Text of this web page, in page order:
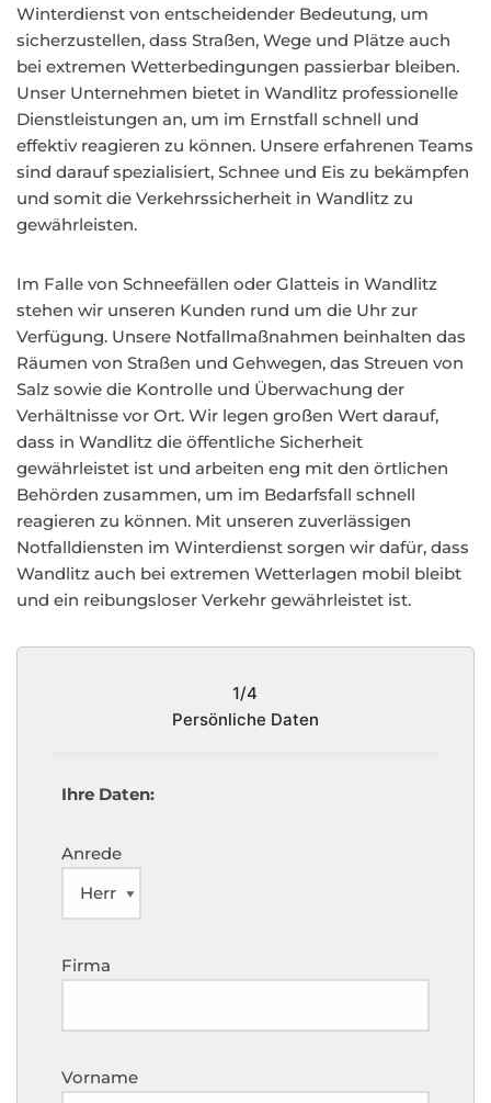
Winterdienst von entscheidender Bedeutung, um
sicherzustellen, dass Straßen, Wege und Plätze auch
bei extremen Wetterbedingungen passierbar bleiben.
Unser Unternehmen bietet in Wandlitz professionelle
Dienstleistungen an, um im Ernstfall schnell und
effektiv reagieren zu können. Unsere erfahrenen Teams
sind darauf spezialisiert, Schnee und Eis zu bekämpfen
und somit die Verkehrssicherheit in Wandlitz zu
gewährleisten.
Im Falle von Schneefällen oder Glatteis in Wandlitz
stehen wir unseren Kunden rund um die Uhr zur
Verfügung. Unsere Notfallmaßnahmen beinhalten das
Räumen von Straßen und Gehwegen, das Streuen von
Salz sowie die Kontrolle und Überwachung der
Verhältnisse vor Ort. Wir legen großen Wert darauf,
dass in Wandlitz die öffentliche Sicherheit
gewährleistet ist und arbeiten eng mit den örtlichen
Behörden zusammen, um im Bedarfsfall schnell
reagieren zu können. Mit unseren zuverlässigen
Notfalldiensten im Winterdienst sorgen wir dafür, dass
Wandlitz auch bei extremen Wetterlagen mobil bleibt
und ein reibungsloser Verkehr gewährleistet ist.
1/4
Persönliche Daten
Ihre Daten:
Anrede
Firma
Vorname